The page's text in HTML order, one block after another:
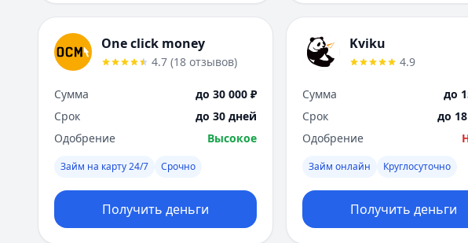
One click money
4.7 (18 отзывов)
Сумма
до 30 000 ₽
Срок
до 30 дней
Одобрение
Высокое
Займ на карту 24/7 Срочно
Получить деньги
Kviku
4.9
Сумма
до
Срок
до
Одобрение
Займ онлайн Круглосуточно
Получить деньги